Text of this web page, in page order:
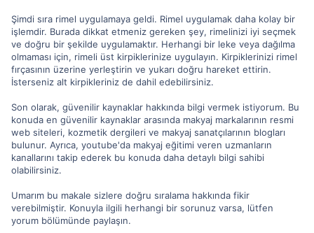
Şimdi sıra rimel uygulamaya geldi. Rimel uygulamak daha kolay bir
işlemdir. Burada dikkat etmeniz gereken şey, rimelinizi iyi seçmek
ve doğru bir şekilde uygulamaktır. Herhangi bir leke veya dağılma
olmaması için, rimeli üst kirpiklerinize uygulayın. Kirpiklerinizi rimel
fırçasının üzerine yerleştirin ve yukarı doğru hareket ettirin.
İsterseniz alt kirpikleriniz de dahil edebilirsiniz.
Son olarak, güvenilir kaynaklar hakkında bilgi vermek istiyorum. Bu
konuda en güvenilir kaynaklar arasında makyaj markalarının resmi
web siteleri, kozmetik dergileri ve makyaj sanatçılarının blogları
bulunur. Ayrıca, youtube'da makyaj eğitimi veren uzmanların
kanallarını takip ederek bu konuda daha detaylı bilgi sahibi
olabilirsiniz.
Umarım bu makale sizlere doğru sıralama hakkında fikir
verebilmiştir. Konuyla ilgili herhangi bir sorunuz varsa, lütfen
yorum bölümünde paylaşın.